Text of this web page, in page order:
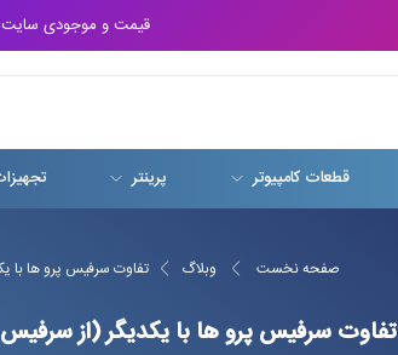
قیمت و موجودی سایت
قطعات کامپیوتر پرینتر
صفحه نخست وبلاگ تفاوت سرفیس پرو ها با یکدیگر (از سرفیس پرو
تفاوت سرفیس پرو ها با یکدیگر (از سرفیس پرو 3 تا پرو 8) | بررسی تخصصی و